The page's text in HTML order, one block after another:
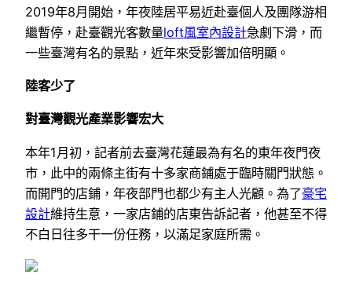
2019年8月開始，年夜陸居平易近赴臺個人及團隊游相
繼暫停，赴臺觀光客數量loft風室內設計急劇下滑，而
一些臺灣有名的景點，近年來受影響加倍明顯。
陸客少了
對臺灣觀光產業影響宏大
本年1月初，記者前去臺灣花蓮最為有名的東年夜門夜
市，此中的兩條主街有十多家商鋪處于臨時關門狀態。
而開門的店鋪，年夜部門也都少有主人光顧。為了豪宅
設計維持生意，一家店鋪的店東告訴記者，他甚至不得
不白日往多干一份任務，以滿足家庭所需。